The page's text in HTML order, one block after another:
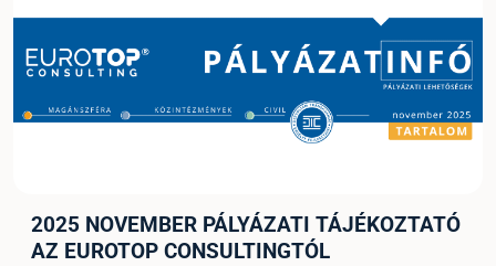
2025 NOVEMBER PÁLYÁZATI TÁJÉKOZTATÓ
AZ EUROTOP CONSULTINGTÓL